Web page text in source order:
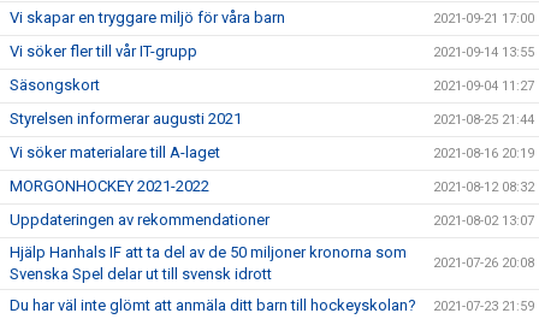
Vi skapar en tryggare miljö för våra barn 2021-09-21 17:00
Vi söker fler till vår IT-grupp 2021-09-14 13:55
Säsongskort 2021-09-04 11:27
Styrelsen informerar augusti 2021 2021-08-25 21:44
Vi söker materialare till A-laget 2021-08-16 20:19
MORGONHOCKEY 2021-2022 2021-08-12 08:32
Uppdateringen av rekommendationer 2021-08-02 13:07
Hjälp Hanhals IF att ta del av de 50 miljoner kronorna som
Svenska Spel delar ut till svensk idrott
2021-07-26 20:08
Du har väl inte glömt att anmäla ditt barn till hockeyskolan? 2021-07-23 21:59